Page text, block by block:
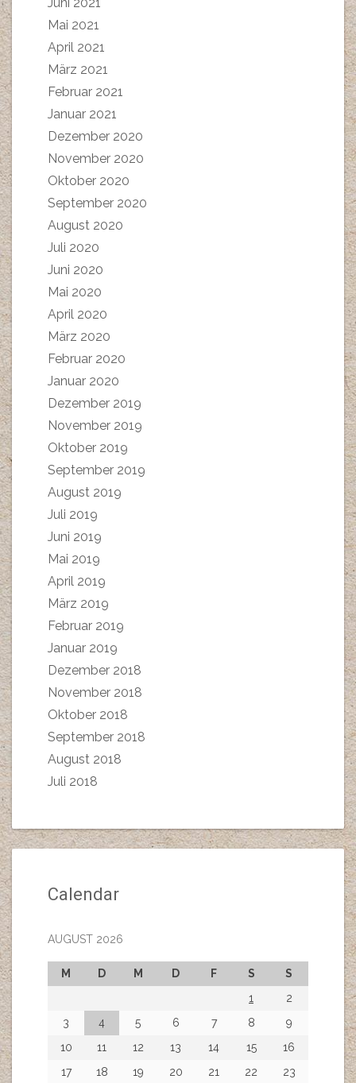
Mai 2021
April 2021
März 2021
Februar 2021
Januar 2021
Dezember 2020
November 2020
Oktober 2020
September 2020
August 2020
Juli 2020
Juni 2020
Mai 2020
April 2020
März 2020
Februar 2020
Januar 2020
Dezember 2019
November 2019
Oktober 2019
September 2019
August 2019
Juli 2019
Juni 2019
Mai 2019
April 2019
März 2019
Februar 2019
Januar 2019
Dezember 2018
November 2018
Oktober 2018
September 2018
August 2018
Juli 2018
Calendar
AUGUST 2026
M D M D F S
S
1
2
3
4 5 6 7 8
9
10
11 12 13 14 15
16
17
18 19 20 21 22
23